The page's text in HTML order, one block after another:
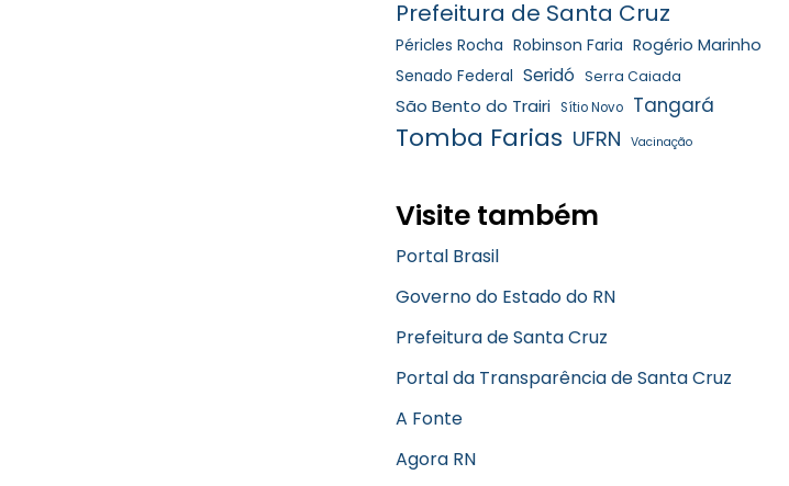
Prefeitura de Santa Cruz
Péricles Rocha Robinson Faria Rogério Marinho
Senado Federal Seridó Serra Caiada
São Bento do Trairi Sítio Novo Tangará
Tomba Farias UFRN Vacinação
Visite também
Portal Brasil
Governo do Estado do RN
Prefeitura de Santa Cruz
Portal da Transparência de Santa Cruz
A Fonte
Agora RN